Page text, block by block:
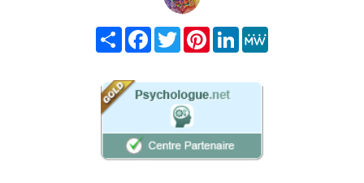
Share FacebookTwitterPinterest
LinkedIn